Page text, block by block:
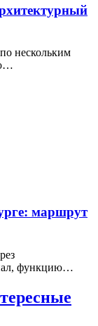
нескольким
маршрут
функцию…